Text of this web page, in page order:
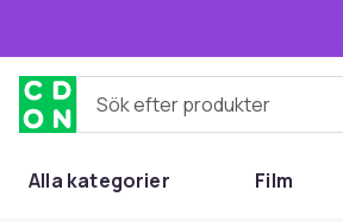
Sök efter produkter
Alla kategorier Film